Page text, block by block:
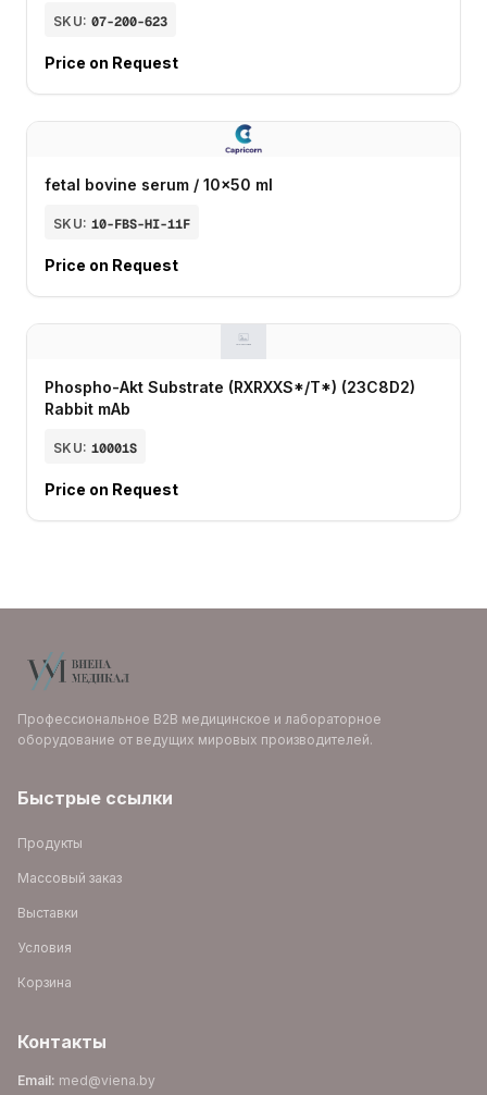
SKU: 07-200-623
Price on Request
fetal bovine serum / 10x50 ml
SKU: 10-FBS-HI-11F
Price on Request
Phospho-Akt Substrate (RXRXXS*/T*) (23C8D2)
Rabbit mAb
SKU: 10001S
Price on Request
Профессиональное B2B медицинское и лабораторное
оборудование от ведущих мировых производителей.
Быстрые ссылки
Продукты
Массовый заказ
Выставки
Условия
Корзина
Контакты
Email: med@viena.by